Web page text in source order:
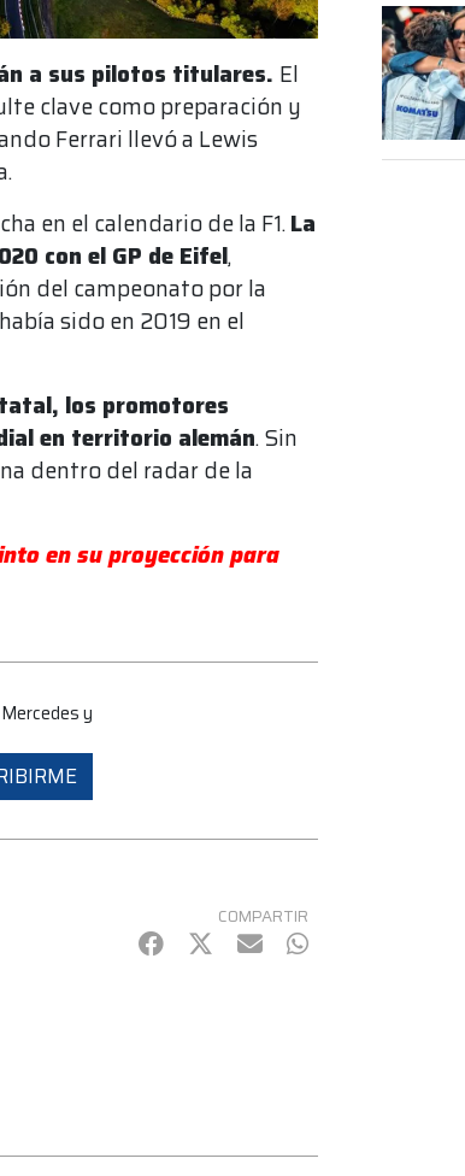
a sus pilotos titulares. El
clave como preparación y
Ferrari llevó a Lewis
en el calendario de la F1.La
con el GP de Eifel,
del campeonato por la
sido en 2019 en el
los promotores
en territorio alemán. Sin
dentro del radar de la
en su proyección para
y
COMPARTIR
Facebook
Twitter
mail WhatsApp